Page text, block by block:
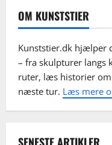
OM KUNSTSTIER
Kunststier.dk hjælper
– fra skulpturer langs
ruter, læs historier
næste tur. Læs mere
SENESTE ARTIKLER